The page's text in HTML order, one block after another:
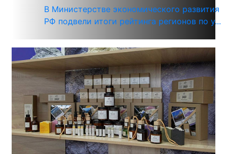
В Министерстве экономического развития
РФ подвели итоги рейтинга регионов по у...